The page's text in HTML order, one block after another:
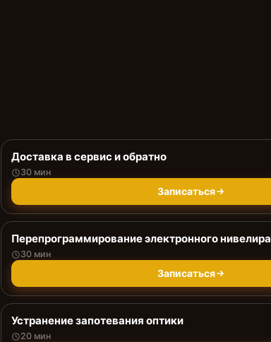
Доставка в сервис и обратно
30 мин
Записаться
Перепрограммирование электронного нивелира
30 мин
Записаться
Устранение запотевания оптики
20 мин